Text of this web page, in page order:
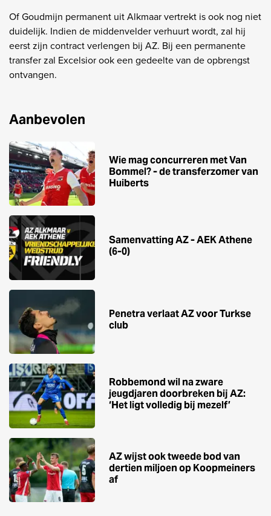
Of Goudmijn permanent uit Alkmaar vertrekt is ook nog niet
duidelijk. Indien de middenvelder verhuurt wordt, zal hij
eerst zijn contract verlengen bij AZ. Bij een permanente
transfer zal Excelsior ook een gedeelte van de opbrengst
ontvangen.
Aanbevolen
Wie mag concurreren met Van
Bommel? - de transferzomer van
Huiberts
Samenvatting AZ - AEK Athene
(6-0)
Penetra verlaat AZ voor Turkse
club
Robbemond wil na zware
jeugdjaren doorbreken bij AZ:
‘Het ligt volledig bij mezelf’
AZ wijst ook tweede bod van
dertien miljoen op Koopmeiners
af